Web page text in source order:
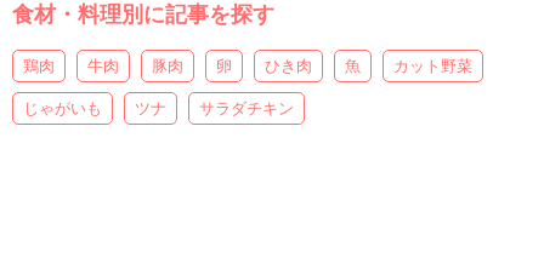
食材・料理別に記事を探す
鶏肉 牛肉 豚肉 卵 ひき肉 魚 カット野菜
じゃがいも ツナ サラダチキン